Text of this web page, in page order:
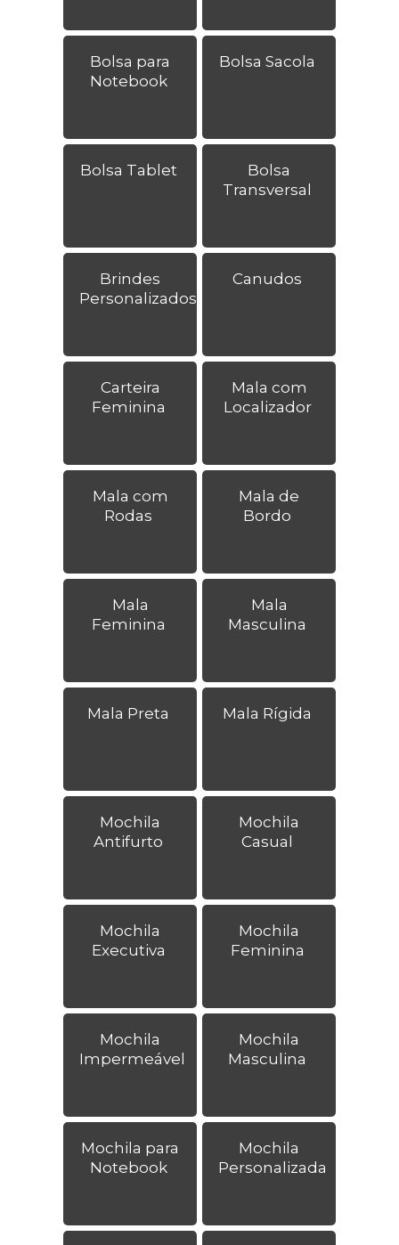
Bolsa para
Notebook
Bolsa Sacola
Bolsa Tablet
Bolsa
Transversal
Brindes
Personalizados
Canudos
Carteira
Feminina
Mala com
Localizador
Mala com
Rodas
Mala de
Bordo
Mala
Feminina
Mala
Masculina
Mala Preta Mala Rígida
Mochila
Antifurto
Mochila
Casual
Mochila
Executiva
Mochila
Feminina
Mochila
Impermeável
Mochila
Masculina
Mochila para
Notebook
Mochila
Personalizada